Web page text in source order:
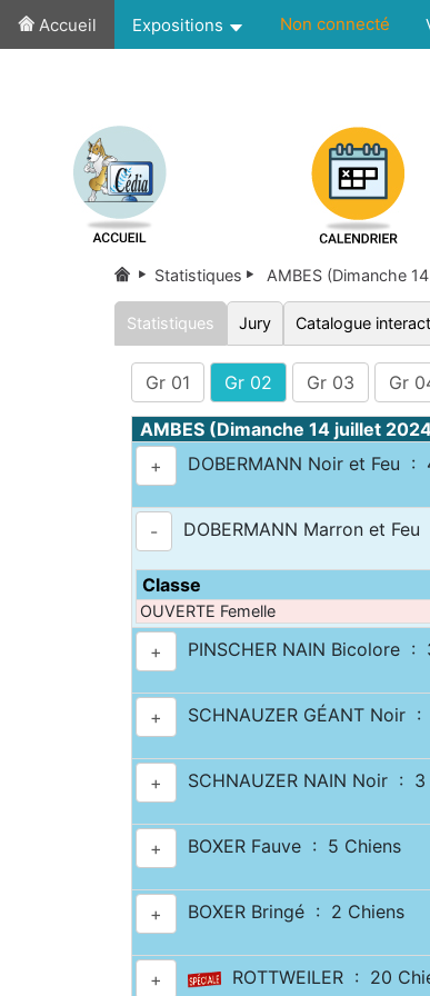
Accueil Expositions Non connecté
Statistiques AMBES (Dimanche
Statistiques Jury Catalogue
Gr 01 Gr 02 Gr 03 Gr
AMBES (Dimanche 14 juillet
+
DOBERMANN Noir et Feu :
- DOBERMANN Marron et
Classe
OUVERTE Femelle
+ PINSCHER NAIN Bicolore :
+ SCHNAUZER GÉANT Noir :
+ SCHNAUZER NAIN Noir : 3
+ BOXER Fauve : 5 Chiens
+ BOXER Bringé : 2 Chiens
+ ROTTWEILER : 20